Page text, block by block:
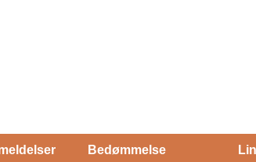
Bedømmelse